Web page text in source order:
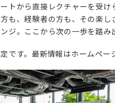
トから直接レクチャーを受け
も、経験者の方も、その楽し
ジ。ここから次の一歩を踏み
です。最新情報はホームペー